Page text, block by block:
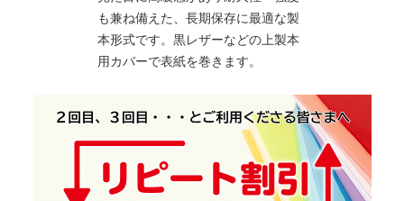
も兼ね備えた、長期保存に最適な製
本形式です。黒レザーなどの上製本
用カバーで表紙を巻きます。